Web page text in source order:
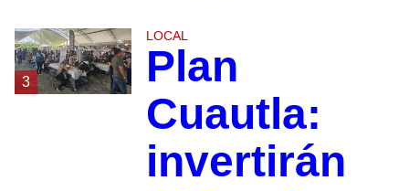
3
LOCAL
Plan
Cuautla:
invertirán